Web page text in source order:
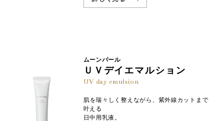
ムーンパール
ＵＶデイエマルション
UV day emulsion
肌を瑞々しく整えながら、紫外線カットまで
叶える
日中用乳液。